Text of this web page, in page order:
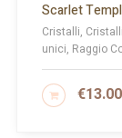
Scarlet
Cristalli,
unici, Raggio
€13.00
AGGIUNGI